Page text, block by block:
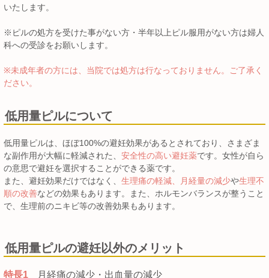
いたします。
※ピルの処方を受けた事がない方・半年以上ピル服用がない方は婦人
科への受診をお願いします。
※未成年者の方には、当院では処方は行なっておりません。ご了承く
ださい。
低用量ピルについて
低用量ピルは、ほぼ100%の避妊効果があるとされており、さまざま
な副作用が大幅に軽減された、 安全性の高い避妊薬です。女性が自ら
の意思で避妊を選択することができる薬です。
また、避妊効果だけではなく、 生理痛の軽減、月経量の減少や生理不
順の改善などの効果もあります。また、ホルモンバランスが整うこと
で、生理前のニキビ等の改善効果もあります。
低用量ピルの避妊以外のメリット
特長1
月経痛の減少・出血量の減少